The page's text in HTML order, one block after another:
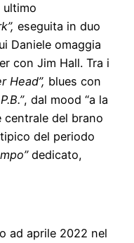
eseguita in duo
Daniele omaggia
con Jim Hall. Tra i
Head”, blues con
, dal mood “a la
centrale del brano
del periodo
dedicato,
ad aprile 2022 nel